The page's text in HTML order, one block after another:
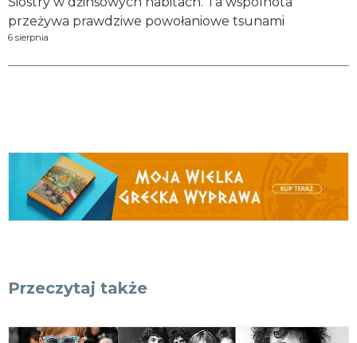
przeżywa prawdziwe powołaniowe tsunami
6 sierpnia
Przeczytaj także